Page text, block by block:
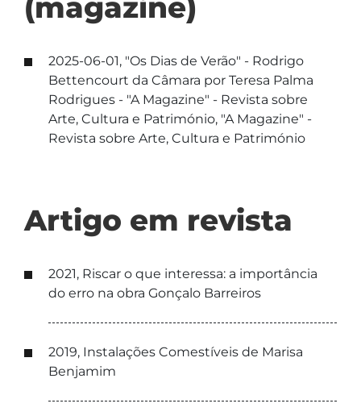
(magazine)
2025-06-01, "Os Dias de Verão" - Rodrigo
Bettencourt da Câmara por Teresa Palma
Rodrigues - "A Magazine" - Revista sobre
Arte, Cultura e Património, "A Magazine" -
Revista sobre Arte, Cultura e Património
Artigo em revista
2021, Riscar o que interessa: a importância
do erro na obra Gonçalo Barreiros
2019, Instalações Comestíveis de Marisa
Benjamim